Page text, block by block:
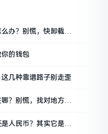
办？别慌，快卸载，
的钱包
几种靠谱路子别走歪
？别慌，找对地方才
人民币？其实它是个